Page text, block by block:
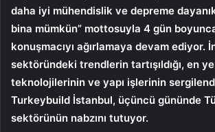
daha iyi mühendislik ve depreme
bina mümkün” mottosuyla 4 gün
konuşmacıyı ağırlamaya devam ediyor.
sektöründeki trendlerin tartışıldığı, en
teknolojilerinin ve yapı işlerinin
Turkeybuild İstanbul, üçüncü gününde
sektörünün nabzını tutuyor.